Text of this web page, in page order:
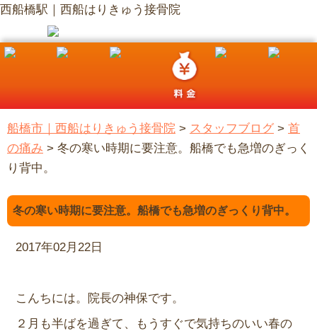
西船橋駅｜西船はりきゅう接骨院
船橋市｜西船はりきゅう接骨院 > スタッフブログ > 首
の痛み > 冬の寒い時期に要注意。船橋でも急増のぎっく
り背中。
冬の寒い時期に要注意。船橋でも急増のぎっくり背中。
2017年02月22日
こんちには。院長の神保です。
２月も半ばを過ぎて、もうすぐで気持ちのいい春の